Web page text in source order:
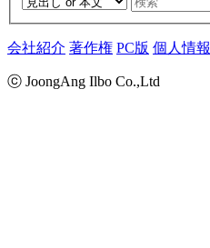
会社紹介 著作権 PC版 個人情報
ⓒ JoongAng Ilbo Co.,Ltd